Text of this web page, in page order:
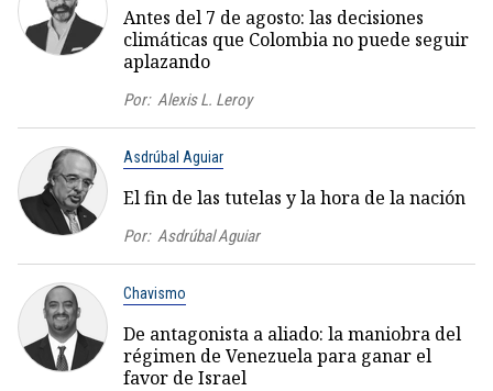
Antes del 7 de agosto: las decisiones
climáticas que Colombia no puede seguir
aplazando
Por: Alexis L. Leroy
Asdrúbal Aguiar
El fin de las tutelas y la hora de la nación
Por: Asdrúbal Aguiar
Chavismo
De antagonista a aliado: la maniobra del
régimen de Venezuela para ganar el
favor de Israel